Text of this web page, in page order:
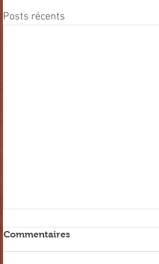
Posts récents
Installations fermées du
11.07 au 14.07.26
Commentaires